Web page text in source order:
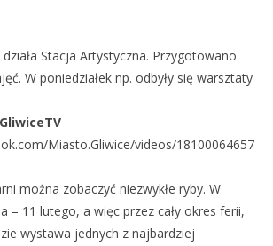
Stacja Artystyczna. Przygotowano
W poniedziałek np. odbyły się warsztaty
Miasto.Gliwice/videos/18100064657
można zobaczyć niezwykłe ryby. W
– 11 lutego, a więc przez cały okres ferii,
wystawa jednych z najbardziej